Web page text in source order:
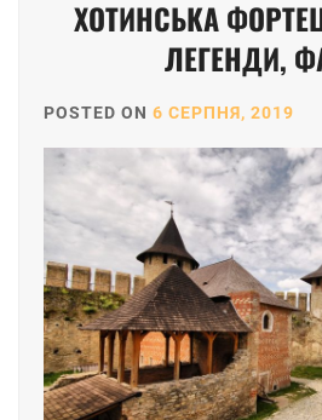
ХОТИНСЬКА
ЛЕГЕНДИ,
POSTED ON 6 СЕРПНЯ, 2019